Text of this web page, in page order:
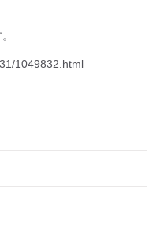
1049832.html